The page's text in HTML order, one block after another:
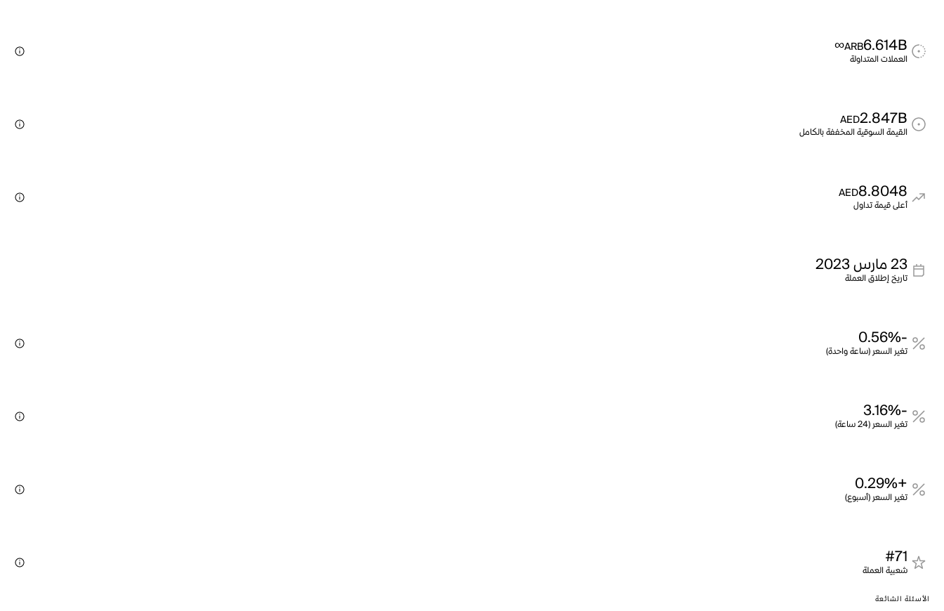
6.614B
ARB
∞
العملات المتداولة
2.847B
AED
القيمة السوقية المخففة بالكامل
8.8048
AED
أعلى قيمة تداول
23 مارس 2023
تاريخ إطلاق العملة
-0.56%
تغير السعر (ساعة واحدة)
-3.16%
تغير السعر (24 ساعة)
+0.29%
تغير السعر (أسبوع)
#71
شعبية العملة
الأسئلة الشائعة